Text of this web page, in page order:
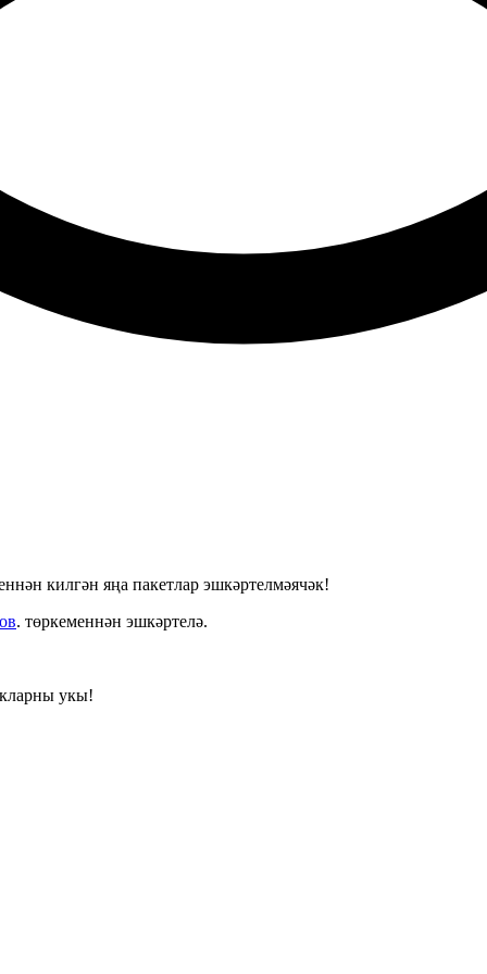
килгән яңа пакетлар эшкәртелмәячәк!
. төркеменнән эшкәртелә.
укы!